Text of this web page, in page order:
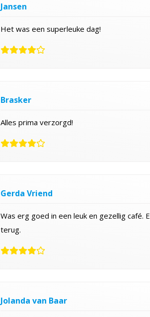
Jansen
Het was een superleuke dag!
Brasker
Alles prima verzorgd!
Gerda Vriend
Was erg goed in een leuk en gezellig café.
terug.
Jolanda van Baar